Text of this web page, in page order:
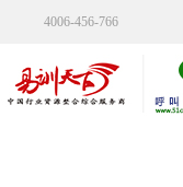
4006-456-766